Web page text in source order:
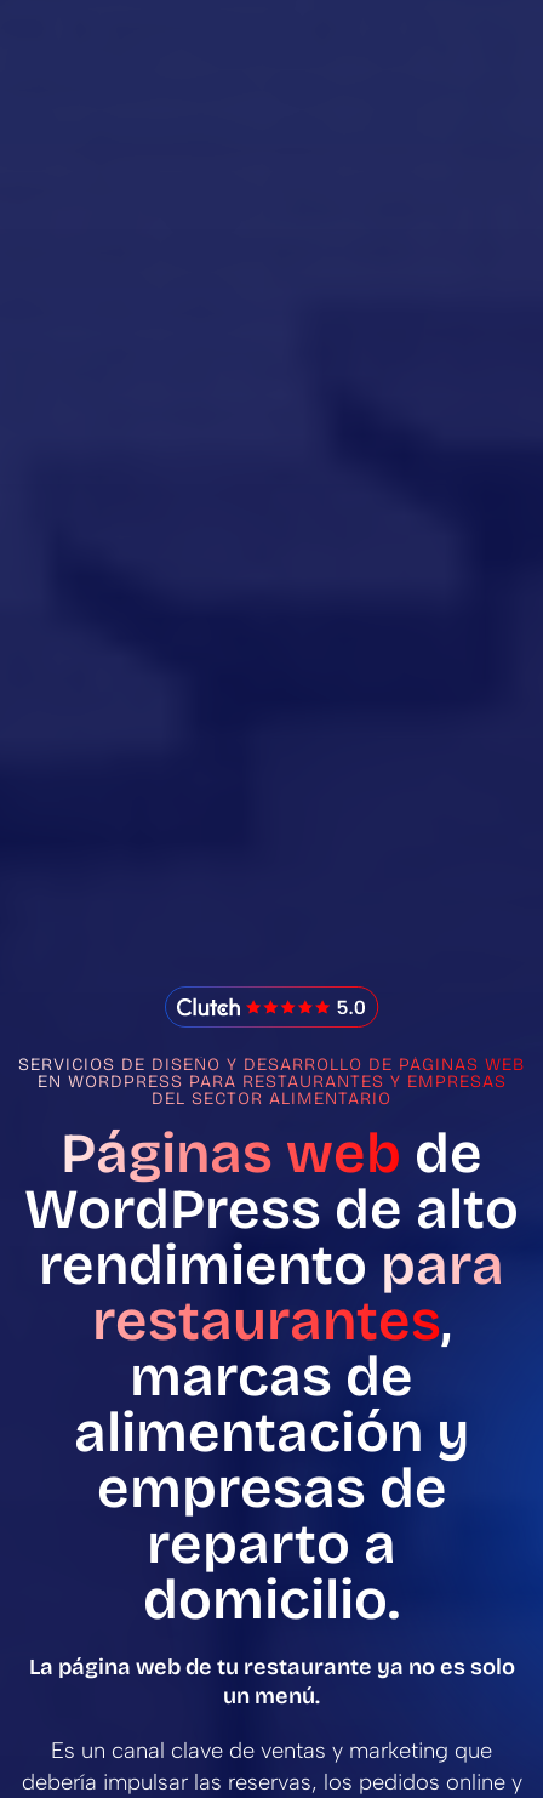
IMADO Reviews
SERVICIOS DE DISEÑO Y DESARROLLO DE PÁGINAS WEB
EN WORDPRESS PARA RESTAURANTES Y EMPRESAS
DEL SECTOR ALIMENTARIO
Páginas web de
WordPress de alto
rendimiento para
restaurantes,
marcas de
alimentación y
empresas de
reparto a
domicilio.
La página web de tu restaurante ya no es solo
un menú.
Es un canal clave de ventas y marketing que
debería impulsar las reservas, los pedidos online y